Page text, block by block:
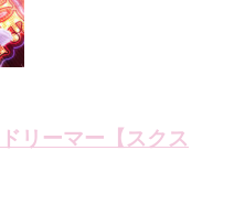
リーマー【スクス